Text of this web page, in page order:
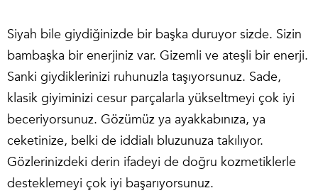
Siyah bile giydiğinizde bir başka duruyor sizde. Sizin
bambaşka bir enerjiniz var. Gizemli ve ateşli bir enerji.
Sanki giydiklerinizi ruhunuzla taşıyorsunuz. Sade,
klasik giyiminizi cesur parçalarla yükseltmeyi çok iyi
beceriyorsunuz. Gözümüz ya ayakkabınıza, ya
ceketinize, belki de iddialı bluzunuza takılıyor.
Gözlerinizdeki derin ifadeyi de doğru kozmetiklerle
desteklemeyi çok iyi başarıyorsunuz.